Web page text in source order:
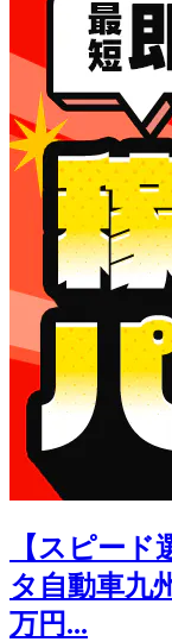
【スピー
タ自動車九
万円...